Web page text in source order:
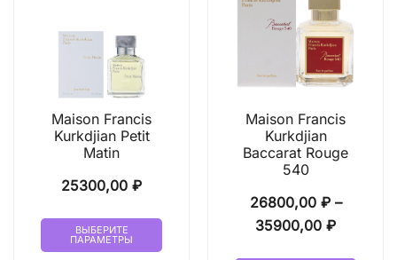
Maison Francis
Kurkdjian Petit
Matin
25300,00 ₽
ВЫБЕРИТЕ
ПАРАМЕТРЫ
Этот
Maison Francis
Kurkdjian
Baccarat Rouge
540
26800,00 ₽ –
35900,00 ₽